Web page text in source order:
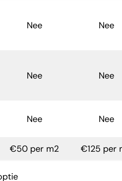
Nee Nee
Nee Nee
Nee Nee
€50 per m2 €125 per